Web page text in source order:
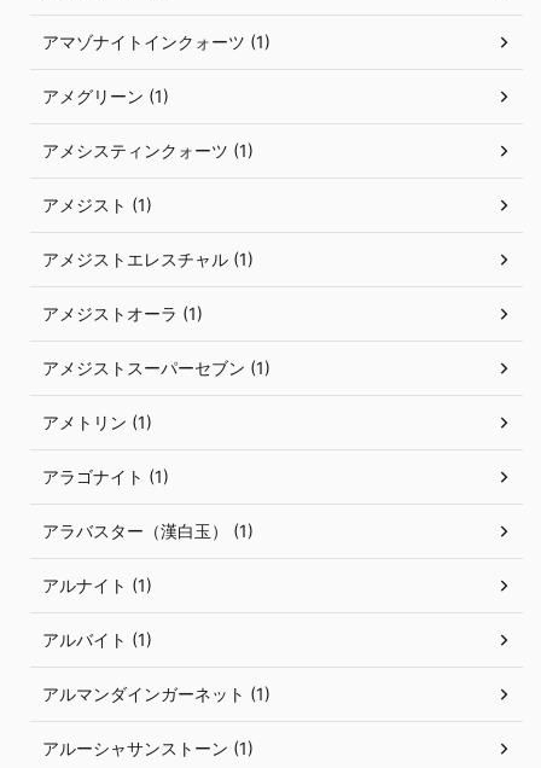
アマゾナイトインクォーツ (1)
アメグリーン (1)
アメシスティンクォーツ (1)
アメジスト (1)
アメジストエレスチャル (1)
アメジストオーラ (1)
アメジストスーパーセブン (1)
アメトリン (1)
アラゴナイト (1)
アラバスター（漢白玉） (1)
アルナイト (1)
アルバイト (1)
アルマンダインガーネット (1)
アルーシャサンストーン (1)